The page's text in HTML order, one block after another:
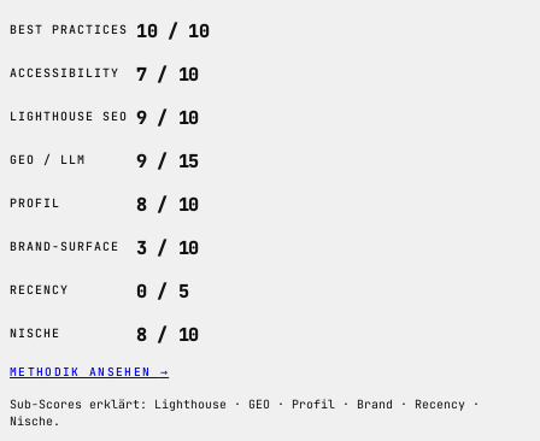
BEST PRACTICES 10 / 10
ACCESSIBILITY 7 / 10
LIGHTHOUSE SEO 9 / 10
GEO / LLM 9 / 15
PROFIL 8 / 10
BRAND-SURFACE 3 / 10
RECENCY 0 / 5
NISCHE 8 / 10
METHODIK ANSEHEN →
Sub-Scores erklärt: Lighthouse · GEO · Profil · Brand · Recency ·
Nische.